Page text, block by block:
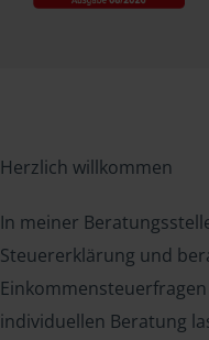
Herzlich willkommen
In meiner
Steuererklärung und
individuellen Beratung